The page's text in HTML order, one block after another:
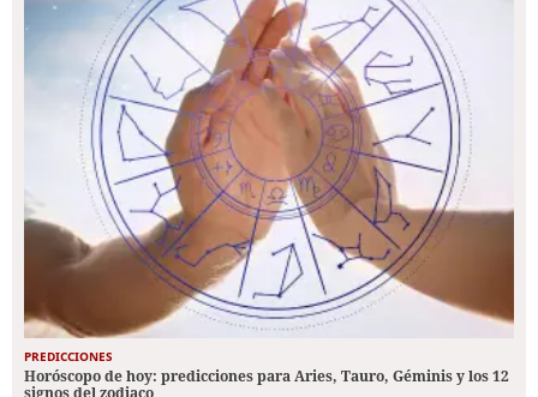
PREDICCIONES
Horóscopo de hoy: predicciones para Aries, Tauro, Géminis y los 12
signos del zodiaco